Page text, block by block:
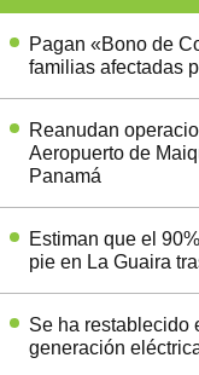
Pagan «Bono de
familias afectadas
Reanudan
Aeropuerto de
Panamá
Estiman que el
pie en La Guaira
Se ha restablecido
generación